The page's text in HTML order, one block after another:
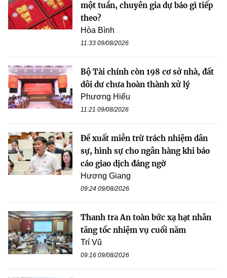
một tuần, chuyên gia dự báo gì tiếp
theo?
Hòa Bình
11:33 09/08/2026
Bộ Tài chính còn 198 cơ sở nhà, đất
dôi dư chưa hoàn thành xử lý
Phương Hiếu
11:21 09/08/2026
Đề xuất miễn trừ trách nhiệm dân
sự, hình sự cho ngân hàng khi báo
cáo giao dịch đáng ngờ
Hương Giang
09:24 09/08/2026
Thanh tra An toàn bức xạ hạt nhân
tăng tốc nhiệm vụ cuối năm
Trí Vũ
09:16 09/08/2026